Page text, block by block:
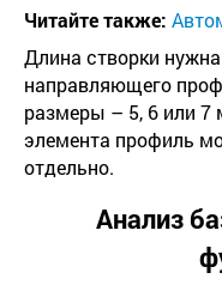
Читайте также:
Длина створки
направляющего
размеры – 5, 6 или
элемента профиль
отдельно.
Анализ